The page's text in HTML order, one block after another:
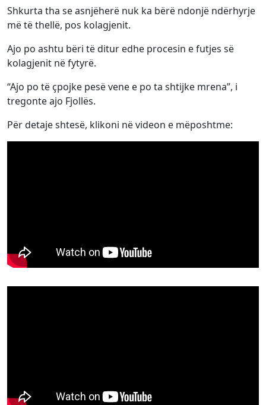
Shkurta tha se asnjëherë nuk ka bërë ndonjë ndërhyrje
më të thellë, pos kolagjenit.
Ajo po ashtu bëri të ditur edhe procesin e futjes së
kolagjenit në fytyrë.
“Ajo po të çpojke pesë vene e po ta shtijke mrena”, i
tregonte ajo Fjollës.
Për detaje shtesë, klikoni në videon e mëposhtme: